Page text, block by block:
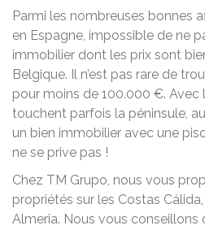
Parmi les nombreuses bonnes
en Espagne, impossible de ne
immobilier dont les prix sont
Belgique. Il n’est pas rare de
pour moins de 100.000 €. Avec
touchent parfois la péninsule,
un bien immobilier avec une
ne se prive pas !
Chez TM Grupo, nous vous
propriétés sur les Costas
Almeria. Nous vous conseillons